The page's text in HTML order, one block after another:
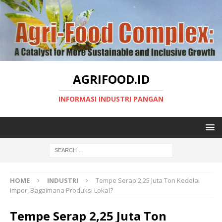
AGRIFOOD.ID
INFORMASI INDUSTRI PANGAN
HOME INDUSTRI
Tempe Serap 2,25 Juta Ton Kedelai
Impor, Bagaimana Produksi Lokal?
Tempe Serap 2,25 Juta Ton